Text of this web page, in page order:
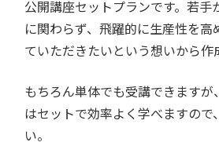
公開講座セットプランです。若手
に関わらず、飛躍的に生産性を高
ていただきたいという想いから作
もちろん単体でも受講できます
はセットで効率よく学べますので
い。